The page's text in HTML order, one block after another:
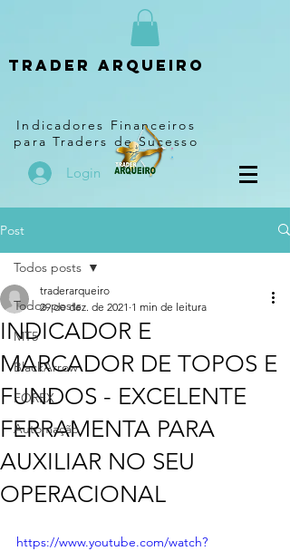
Trader arqueiro
Indicadores Financeiros
para Traders de Sucesso
Login
Post
Todos posts
MT5
BlackArrow
FOREX
Automação
Todos posts
INDICADOR E
MARCADOR DE TOPOS E
FUNDOS - EXCELENTE
FERRAMENTA PARA
AUXILIAR NO SEU
OPERACIONAL
traderarqueiro
29 de dez. de 2021 1 min de leitura
https://www.youtube.com/watch?